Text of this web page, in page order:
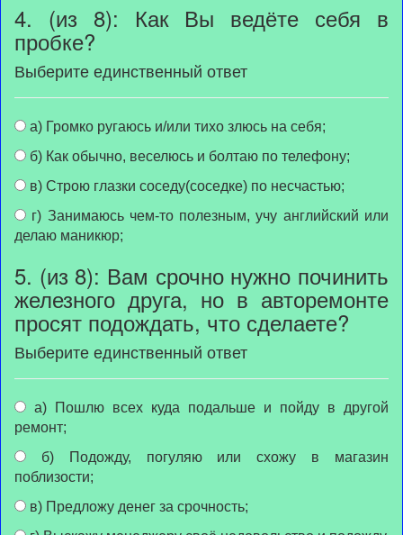
4. (из 8): Как Вы ведёте себя в
пробке?
Выберите единственный ответ
а) Громко ругаюсь и/или тихо злюсь на себя;
б) Как обычно, веселюсь и болтаю по телефону;
в) Строю глазки соседу(соседке) по несчастью;
г) Занимаюсь чем-то полезным, учу английский или
делаю маникюр;
5. (из 8): Вам срочно нужно починить
железного друга, но в авторемонте
просят подождать, что сделаете?
Выберите единственный ответ
а) Пошлю всех куда подальше и пойду в другой
ремонт;
б) Подожду, погуляю или схожу в магазин
поблизости;
в) Предложу денег за срочность;